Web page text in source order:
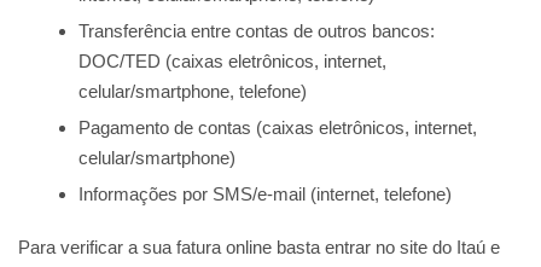
Transferência entre contas de outros bancos:
DOC/TED (caixas eletrônicos, internet,
celular/smartphone, telefone)
Pagamento de contas (caixas eletrônicos, internet,
celular/smartphone)
Informações por SMS/e-mail (internet, telefone)
Para verificar a sua fatura online basta entrar no site do Itaú e